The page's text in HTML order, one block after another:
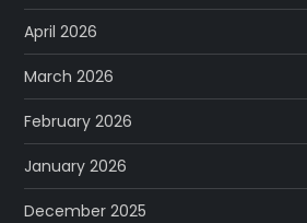
April 2026
March 2026
February 2026
January 2026
December 2025